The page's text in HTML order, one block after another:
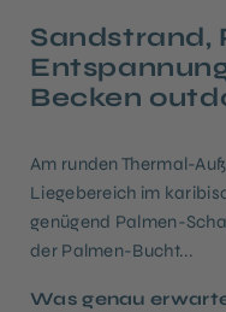
Sandstrand,
Becken
Am runden Thermal-
Liegebereich im
genügend Palmen-
der Palmen-Bucht...
Was genau